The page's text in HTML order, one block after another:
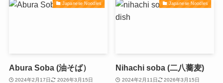
Japanese Noodles
Abura Soba (油そば）
2024年2月17日 2026年3月15日
Japanese Noodles
Nihachi soba (二八蕎麦)
2024年2月11日 2026年3月15日